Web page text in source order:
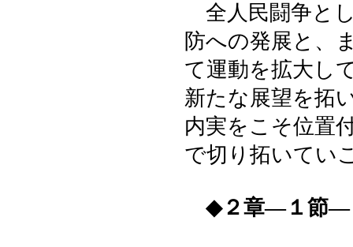
全人民闘争と
防への発展と、
て運動を拡大し
新たな展望を拓
内実をこそ位置
で切り拓いてい
◆２章―１節―